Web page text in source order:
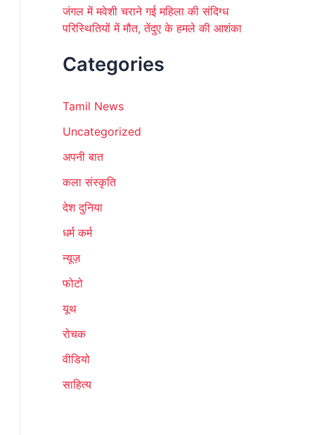
जंगल में मवेशी चराने गई महिला की संदिग्ध
परिस्थितियों में मौत, तेंदुए के हमले की आशंका
Categories
Tamil News
Uncategorized
अपनी बात
कला संस्कृति
देश दुनिया
धर्म कर्म
न्यूज़
फोटो
यूथ
रोचक
वीडियो
साहित्य